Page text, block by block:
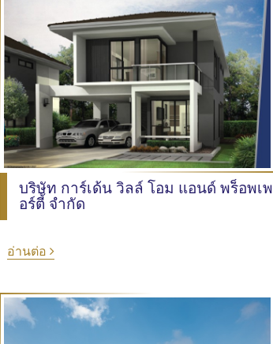
บริษัท การ์เด้น วิลล์ โอม แอนด์ พร็อพเพ
อร์ตี้ จำกัด
อ่านต่อ